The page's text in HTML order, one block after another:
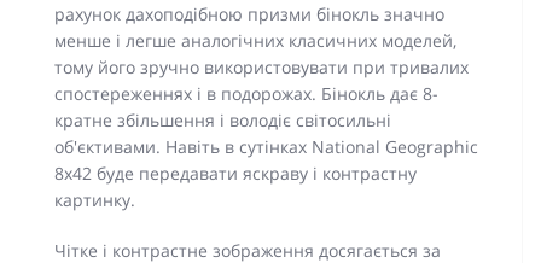
рахунок дахоподібною призми бінокль значно
менше і легше аналогічних класичних моделей,
тому його зручно використовувати при тривалих
спостереженнях і в подорожах. Бінокль дає 8-
кратне збільшення і володіє світосильні
об'єктивами. Навіть в сутінках National Geographic
8x42 буде передавати яскраву і контрастну
картинку.
Чітке і контрастне зображення досягається за